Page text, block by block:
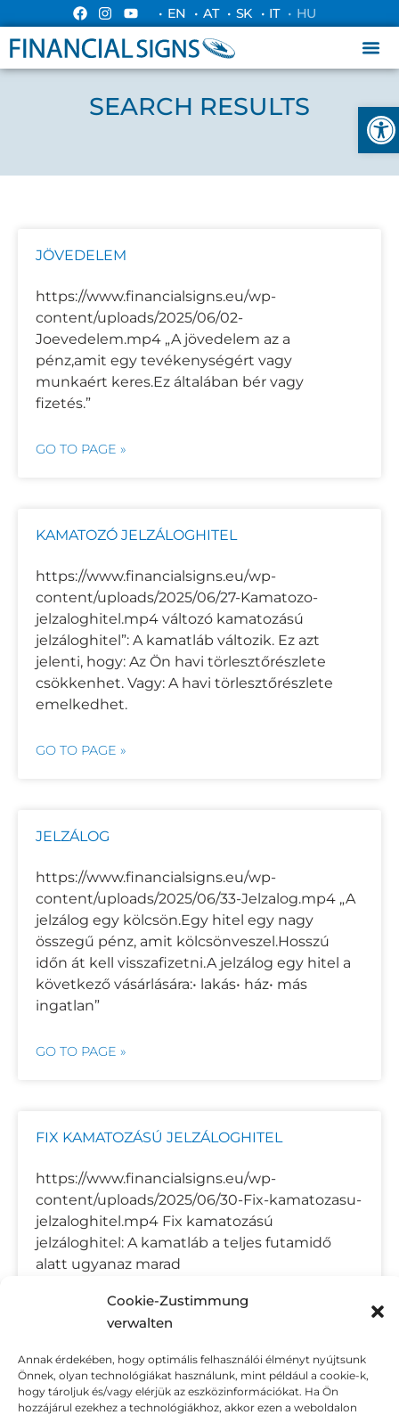
Cookie-Zustimmung
verwalten
Annak érdekében, hogy optimális felhasználói élményt nyújtsunk
Önnek, olyan technológiákat használunk, mint például a cookie-k,
hogy tároljuk és/vagy elérjük az eszközinformációkat. Ha Ön
hozzájárul ezekhez a technológiákhoz, akkor ezen a weboldalon
• EN • AT • SK • IT • HU
SEARCH RESULTS
JÖVEDELEM
https://www.financialsigns.eu/wp-
content/uploads/2025/06/02-
Joevedelem.mp4 „A jövedelem az a
pénz,amit egy tevékenységért vagy
munkaért keres.Ez általában bér vagy
fizetés.”
GO TO PAGE »
KAMATOZÓ JELZÁLOGHITEL
https://www.financialsigns.eu/wp-
content/uploads/2025/06/27-Kamatozo-
jelzaloghitel.mp4 változó kamatozású
jelzáloghitel”: A kamatláb változik. Ez azt
jelenti, hogy: Az Ön havi törlesztőrészlete
csökkenhet. Vagy: A havi törlesztőrészlete
emelkedhet.
GO TO PAGE »
JELZÁLOG
https://www.financialsigns.eu/wp-
content/uploads/2025/06/33-Jelzalog.mp4 „A
jelzálog egy kölcsön.Egy hitel egy nagy
összegű pénz, amit kölcsönveszel.Hosszú
időn át kell visszafizetni.A jelzálog egy hitel a
következő vásárlására:• lakás• ház• más
ingatlan”
GO TO PAGE »
FIX KAMATOZÁSÚ JELZÁLOGHITEL
https://www.financialsigns.eu/wp-
content/uploads/2025/06/30-Fix-kamatozasu-
jelzaloghitel.mp4 Fix kamatozású
jelzáloghitel: A kamatláb a teljes futamidő
alatt ugyanaz marad
GO TO PAGE »
AKTÍV JÖVEDELEM